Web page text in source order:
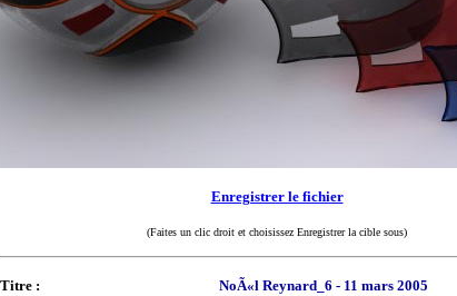
Enregistrer le fichier
(Faites un clic droit et choisissez Enregistrer la cible sous)
Titre :
NoÃ«l Reynard_6 - 11 mars 2005